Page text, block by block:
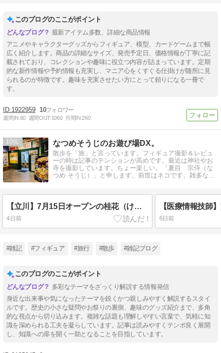
このブログのここがポイント
最新アイテム多数、詳細な商品情報
アニメやキャラクターグッズからフィギュア、模型、カードゲームまで幅
広く紹介します。商品の詳細なサイズ、発売予定日、価格情報が丁寧に記
載されており、コレクションや趣味に役立つ内容が詰まっています。定期
的な新作情報や予約情報も充実し、マニア心をくすぐる仕掛けが随所に見
られるのが特徴です。趣味を充実させたい方にとって頼りになる一冊で
す。
1922959 10
週間IN:60 週間OUT:1060 月間IN:260
10 なつめそうじのお遊び場DX。
散歩を「旅」と言っています。フィギュア撮影＆レビュ
ーの時は記事のテンションが高めです。最近は神社やお
寺を撮影しています。ちょー楽しい。「夏目 宗侍（な
つめ そうじ）」と申します。前世はネコです。雑多なブ
【立川】7月15日オープンの桂花（けいか）で桂花ラーメン（930円）を食べてきたよ！|マー油って旨い！チャーシューも旨い！【ラーメンスクエア】
4日前 6日前
#雑記 #フィギュア #旅行 #散歩 #雑記ブログ
このブログのここがポイント
多彩なテーマをざっくり解説する情報発信
身近な出来事や気になったテーマを鋭くかつ親しみやすく解説するスタイ
ルです。歴史の小さな疑問やお祭りの裏側、趣味のグッズ紹介まで、多角
的な視点から切り込みます。複雑な話題も理解しやすい言葉で、気軽に知
識を深められる工夫を凝らしています。記事は読みやすくテンポ良く展開
し、知識への扉を開く一助となることを目指しています。